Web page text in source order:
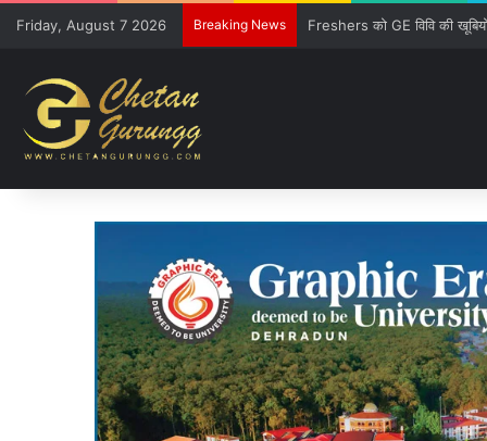
Friday, August 7 2026 Breaking News CM की गुजारिश-रेल मंत्री की